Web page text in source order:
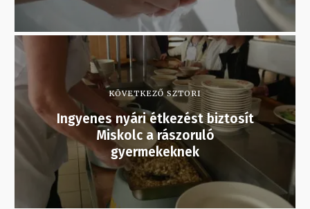
KÖVETKEZŐ SZTORI
Ingyenes nyári étkezést biztosít
Miskolc a rászoruló
gyermekeknek